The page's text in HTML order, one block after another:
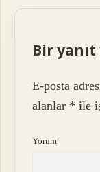
Bir yanıt
E-posta
alanlar * ile
Yorum